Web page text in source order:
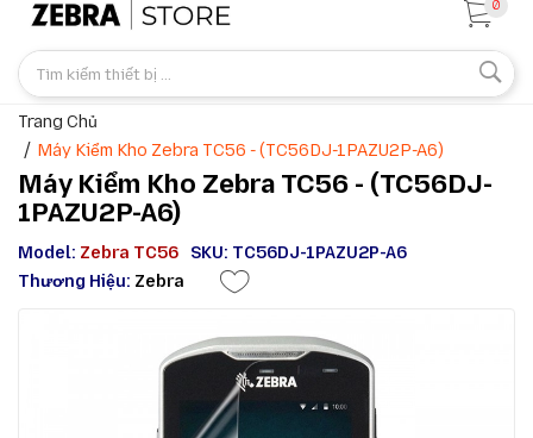
0
Trang Chủ
Máy Kiểm Kho Zebra TC56 - (TC56DJ-1PAZU2P-A6)
Máy Kiểm Kho Zebra TC56 - (TC56DJ-
1PAZU2P-A6)
Model: Zebra TC56
SKU: TC56DJ-1PAZU2P-A6
Thương Hiệu: Zebra